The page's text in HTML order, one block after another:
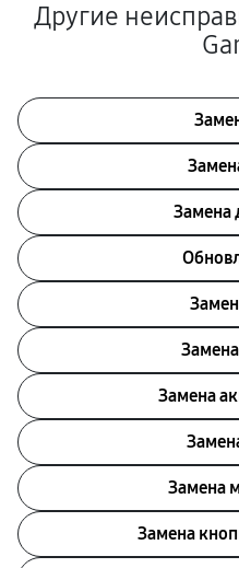
Другие
Замена
Замена
Замена
Замена